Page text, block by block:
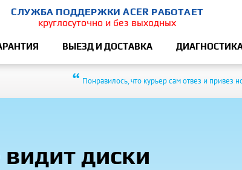
СЛУЖБА ПОДДЕРЖКИ ACER РАБОТАЕТ
круглосуточно и без выходных
ВЫЕЗД И ДОСТАВКА
“ Понравилось, что курьер сам отвез и привез
диски